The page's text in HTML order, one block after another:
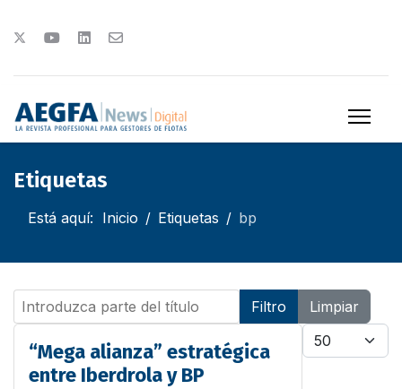
Etiquetas
Está aquí: Inicio Etiquetas bp
Introduzca parte del título Filtro
Limpiar
Cantidad
“Mega alianza” estratégica
entre Iberdrola y BP